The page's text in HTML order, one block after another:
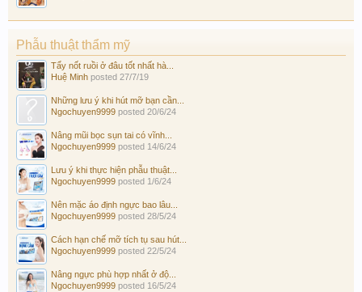
Phẫu thuật thẩm mỹ
Tẩy nốt ruồi ở đâu tốt nhất hà...
Huệ Minh posted 27/7/19
Những lưu ý khi hút mỡ bạn cần...
Ngochuyen9999 posted 20/6/24
Nâng mũi bọc sụn tai có vĩnh...
Ngochuyen9999 posted 14/6/24
Lưu ý khi thực hiện phẫu thuật...
Ngochuyen9999 posted 1/6/24
Nên mặc áo định ngực bao lâu...
Ngochuyen9999 posted 28/5/24
Cách hạn chế mỡ tích tụ sau hút...
Ngochuyen9999 posted 22/5/24
Nâng ngực phù hợp nhất ở độ...
Ngochuyen9999 posted 16/5/24